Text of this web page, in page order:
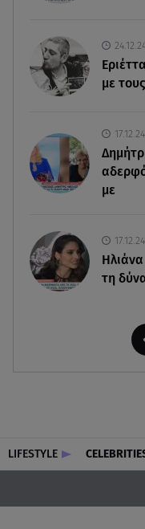
και μπαζούκας
09.08.26 , 22:58
Φωτιά στην
πυρκαγιάς στο
Απίστευτη απάτη
κόλπο με το 100
με
17.12.24
με
17.12.24
τη
LIFESTYLE